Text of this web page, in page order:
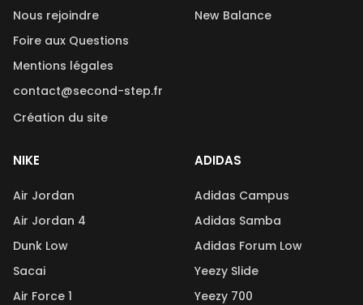
Nous rejoindre
Foire aux Questions
Mentions légales
contact@second-step.fr
Création du site
New Balance
NIKE
Air Jordan
Air Jordan 4
Dunk Low
Sacai
Air Force 1
ADIDAS
Adidas Campus
Adidas Samba
Adidas Forum Low
Yeezy Slide
Yeezy 700